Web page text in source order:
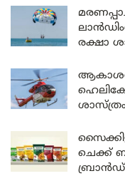
രക്ഷാ
ചെക്ക്